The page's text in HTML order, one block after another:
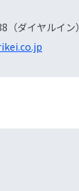
ダイヤルイン）